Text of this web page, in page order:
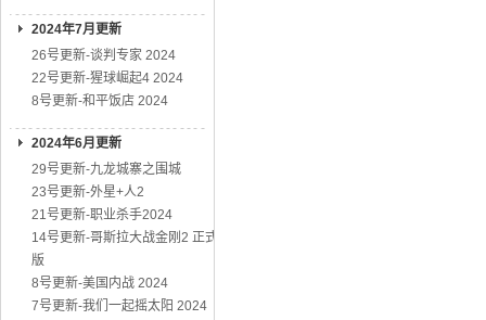
2024年7月更新
26号更新-谈判专家 2024
22号更新-猩球崛起4 2024
8号更新-和平饭店 2024
2024年6月更新
29号更新-九龙城寨之围城
23号更新-外星+人2
21号更新-职业杀手2024
14号更新-哥斯拉大战金刚2 正式
版
8号更新-美国内战 2024
7号更新-我们一起摇太阳 2024